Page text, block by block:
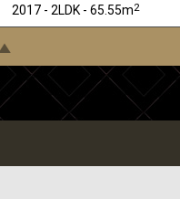
2017 - 2LDK - 65.55m2